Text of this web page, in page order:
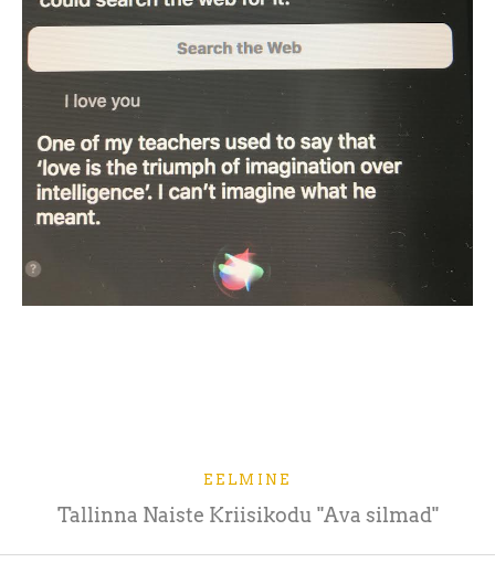
EELMINE
Tallinna Naiste Kriisikodu "Ava silmad"